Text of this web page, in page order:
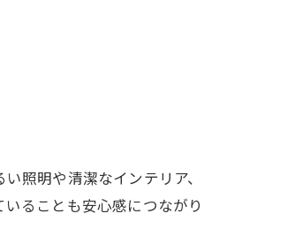
照明や清潔なインテリア、
ることも安心感につながり